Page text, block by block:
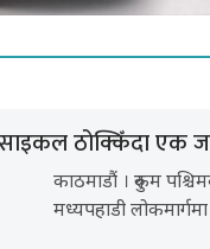
ठोक्किँदा एक
काठमाडौं । रुकुम
मध्यपहाडी लोकमार्गमा